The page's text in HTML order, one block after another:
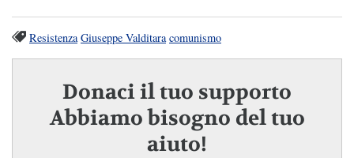
Resistenza Giuseppe Valditara comunismo
Donaci il tuo supporto
Abbiamo bisogno del tuo
aiuto!